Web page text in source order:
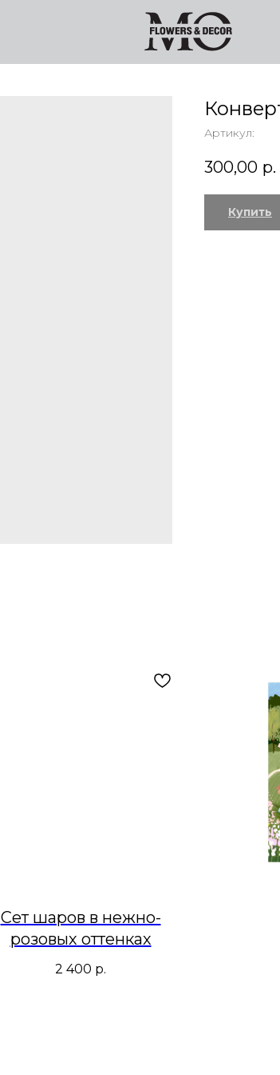
Артикул:
300,00 р.
Купить
Сет шаров в нежно-
розовых оттенках
2 400 р.